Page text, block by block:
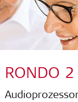
RONDO 2